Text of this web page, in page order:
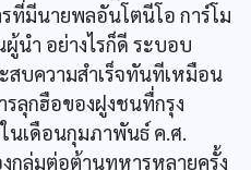
ที่มีนายพลอันโตนีโอ การ์โม
นำ อย่างไรก็ดี ระบอบ
สบความสำเร็จทันทีเหมือน
ลุกฮือของฝูงชนทื่กรุง
นเดือนกุมภาพันธ์ ค.ศ.
กลุ่มต่อต้านทหารหลายครั้ง